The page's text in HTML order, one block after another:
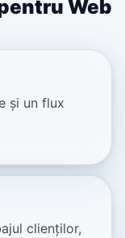
Web
și un flux
clienților,